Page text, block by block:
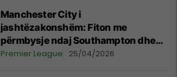
Manchester City i
jashtëzakonshëm: Fiton me
përmbysje ndaj Southampton dhe
kualifikohet në finalen e FA Cup
Premier League 25/04/2026